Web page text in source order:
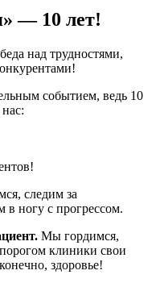
— 10 лет!
над трудностями,
событием, ведь 10
следим за
ногу с прогрессом.
Мы гордимся,
клиники свои
здоровье!